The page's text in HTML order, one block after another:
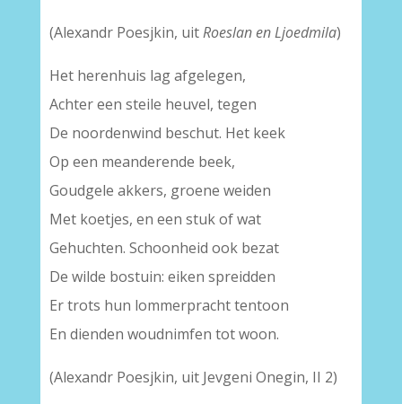
(Alexandr Poesjkin, uitRoeslan en Ljoedmila)
Het herenhuis lag afgelegen,
Achter een steile heuvel, tegen
De noordenwind beschut. Het keek
Op een meanderende beek,
Goudgele akkers, groene weiden
Met koetjes, en een stuk of wat
Gehuchten. Schoonheid ook bezat
De wilde bostuin: eiken spreidden
Er trots hun lommerpracht tentoon
En dienden woudnimfen tot woon.
(Alexandr Poesjkin, uit Jevgeni Onegin, II 2)